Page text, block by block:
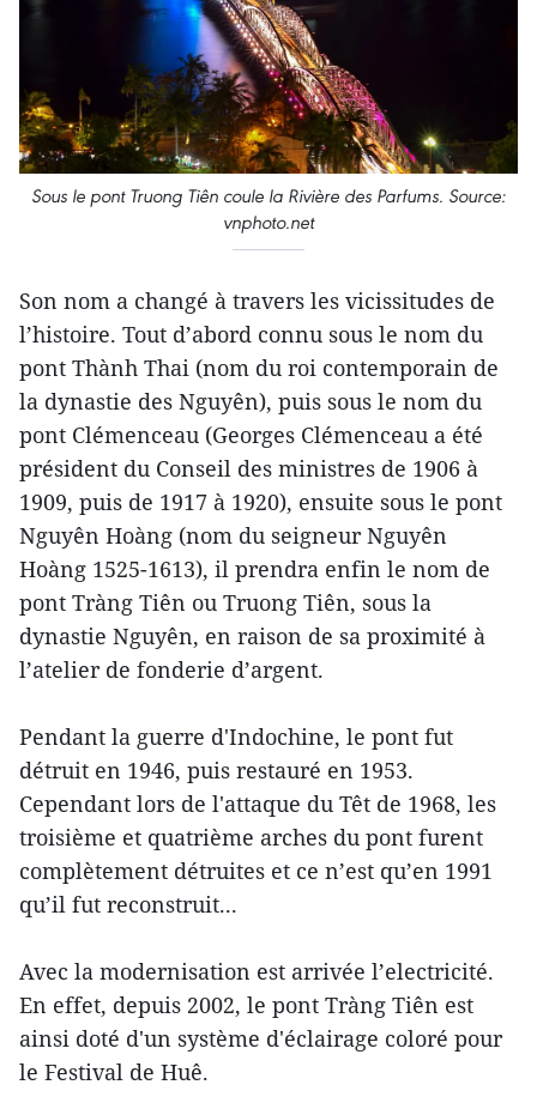
Sous le pont Truong Tiên coule la Rivière des Parfums. Source:
vnphoto.net
Son nom a changé à travers les vicissitudes de
l’histoire. Tout d’abord connu sous le nom du
pont Thành Thai (nom du roi contemporain de
la dynastie des Nguyên), puis sous le nom du
pont Clémenceau (Georges Clémenceau a été
président du Conseil des ministres de 1906 à
1909, puis de 1917 à 1920), ensuite sous le pont
Nguyên Hoàng (nom du seigneur Nguyên
Hoàng 1525-1613), il prendra enfin le nom de
pont Tràng Tiên ou Truong Tiên, sous la
dynastie Nguyên, en raison de sa proximité à
l’atelier de fonderie d’argent.
Pendant la guerre d'Indochine, le pont fut
détruit en 1946, puis restauré en 1953.
Cependant lors de l'attaque du Têt de 1968, les
troisième et quatrième arches du pont furent
complètement détruites et ce n’est qu’en 1991
qu’il fut reconstruit...
Avec la modernisation est arrivée l’electricité.
En effet, depuis 2002, le pont Tràng Tiên est
ainsi doté d'un système d'éclairage coloré pour
le Festival de Huê.